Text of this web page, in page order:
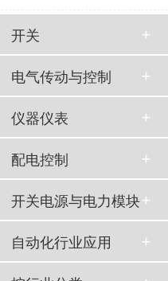
开关
电气传动与控制
仪器仪表
配电控制
开关电源与电力模块
自动化行业应用
以母爱为名丨执扇寻夏 共赴一场美好花事
同“欣”同行 智领新程 | 欣灵电气2025年度表彰总结大会暨新年酒会成功举办！
马上欣程 同心共跃 | 欣灵电气2026年开工大吉！